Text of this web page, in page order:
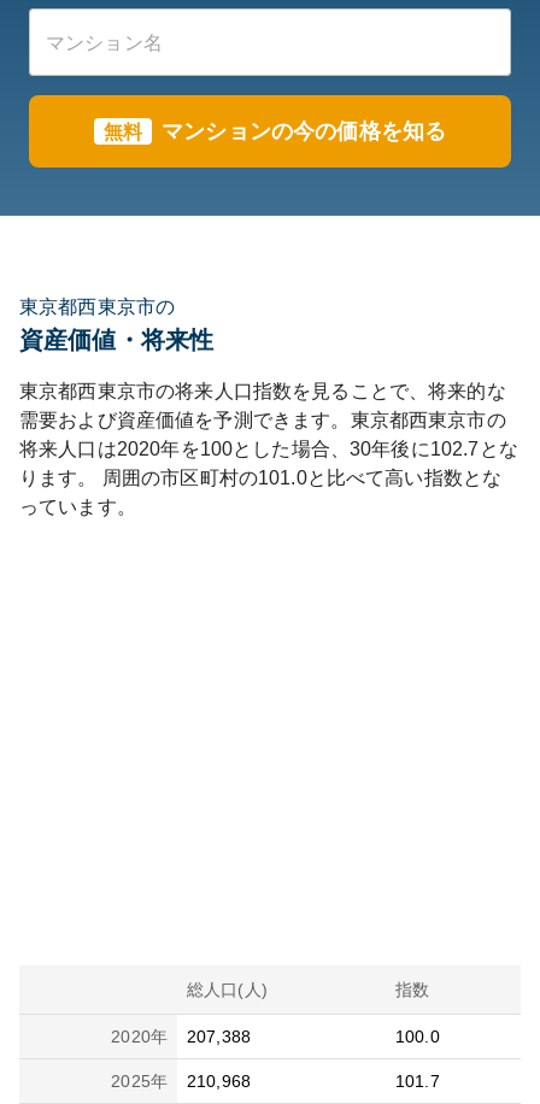
無料 マンションの今の価格を知る
東京都西東京市の
資産価値・将来性
東京都西東京市の将来人口指数を見ることで、将来的な
需要および資産価値を予測できます。 東京都西東京市の
将来人口は2020年を100とした場合、30年後に102.7 とな
ります。
周囲の市区町村の101.0と比べて高い指数とな
っています。
総人口(人) 指数
2020年 207,388 100.0
2025年 210,968 101.7